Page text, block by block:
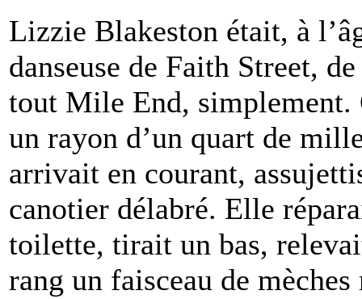
Lizzie Blakeston était, à
danseuse de Faith Street,
tout Mile End, simplement.
un rayon d’un quart de
arrivait en courant,
canotier délabré. Elle
toilette, tirait un bas,
rang un faisceau de